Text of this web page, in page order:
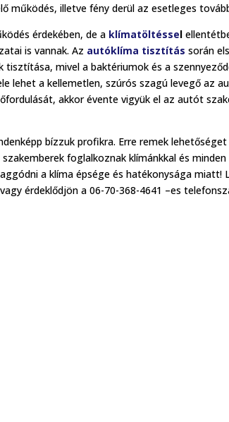
működés, illetve fény derül az esetleges
érdekében, de a klímatöltéssel
is vannak. Az autóklíma tisztítás során
mivel a baktériumok és a
lehet a kellemetlen, szúrós szagú levegő az
akkor évente vigyük el az autót
bízzuk profikra. Erre remek
foglalkoznak klímánkkal és
a klíma épsége és hatékonysága miatt!
érdeklődjön a 06-70-368-4641 –es